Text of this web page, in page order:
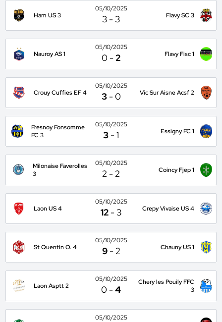
Ham US 3
05/10/2025
3 - 3 Flavy SC 3
Nauroy AS 1
05/10/2025
0 -2 Flavy Fisc 1
Crouy Cuffies EF 4
05/10/2025
3 -0 Vic Sur Aisne Acsf 2
Fresnoy Fonsomme
FC 3
05/10/2025
3 -1 Essigny FC 1
Milonaise Faverolles
3
05/10/2025
2 -2 Coincy Fjep 1
Laon US 4
05/10/2025
12 - 3 Crepy Vivaise US 4
St Quentin O. 4
05/10/2025
9 -2 Chauny US 1
Laon Asptt 2
05/10/2025
0 -4
Chery les Pouily FFC
3
05/10/2025